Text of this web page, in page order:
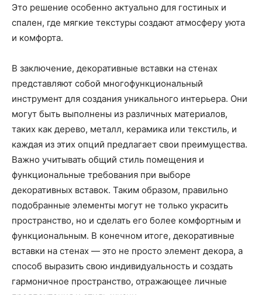
Это решение особенно актуально для гостиных и
спален, где мягкие текстуры создают атмосферу уюта
и комфорта.
В заключение, декоративные вставки на стенах
представляют собой многофункциональный
инструмент для создания уникального интерьера. Они
могут быть выполнены из различных материалов,
таких как дерево, металл, керамика или текстиль, и
каждая из этих опций предлагает свои преимущества.
Важно учитывать общий стиль помещения и
функциональные требования при выборе
декоративных вставок. Таким образом, правильно
подобранные элементы могут не только украсить
пространство, но и сделать его более комфортным и
функциональным. В конечном итоге, декоративные
вставки на стенах — это не просто элемент декора, а
способ выразить свою индивидуальность и создать
гармоничное пространство, отражающее личные